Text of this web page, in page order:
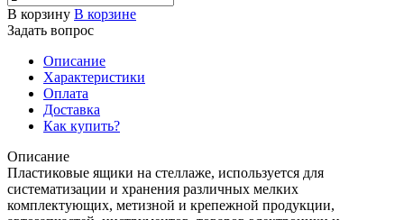
В корзину В корзине
Задать вопрос
Описание
Характеристики
Оплата
Доставка
Как купить?
Описание
Пластиковые ящики на стеллаже, используется для
систематизации и хранения различных мелких
комплектующих, метизной и крепежной продукции,